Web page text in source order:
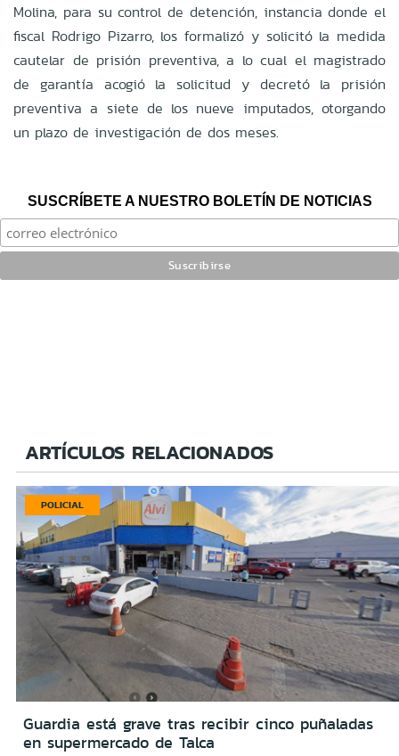
Molina, para su control de detención, instancia donde el
fiscal Rodrigo Pizarro, los formalizó y solicitó la medida
cautelar de prisión preventiva, a lo cual el magistrado
de garantía acogió la solicitud y decretó la prisión
preventiva a siete de los nueve imputados, otorgando
un plazo de investigación de dos meses.
SUSCRÍBETE A NUESTRO BOLETÍN DE NOTICIAS
ARTÍCULOS RELACIONADOS
POLICIAL
Guardia está grave tras recibir cinco puñaladas
en supermercado de Talca